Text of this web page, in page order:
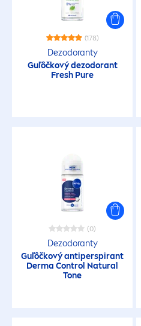
(178)
Dezodoranty
Guľôčkový dezodorant
Fresh Pure
(0)
Dezodoranty
Guľôčkový antiperspirant
Derma Control Natural
Tone